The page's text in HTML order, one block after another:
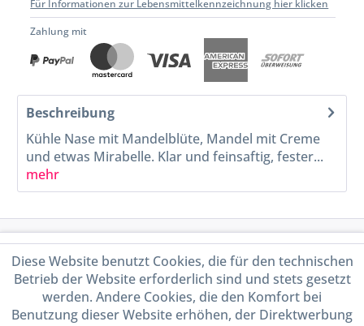
Für Informationen zur Lebensmittelkennzeichnung hier klicken
Zahlung mit
Beschreibung
Kühle Nase mit Mandelblüte, Mandel mit Creme
und etwas Mirabelle. Klar und feinsaftig, fester...
mehr
Service Hotline
Shop Service
Diese Website benutzt Cookies, die für den technischen
Betrieb der Website erforderlich sind und stets gesetzt
werden. Andere Cookies, die den Komfort bei
Benutzung dieser Website erhöhen, der Direktwerbung